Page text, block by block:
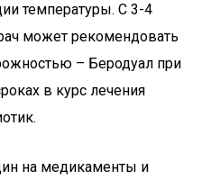
температуры. С 3-4
может рекомендовать
– Беродуал при
в курс лечения
на медикаменты и